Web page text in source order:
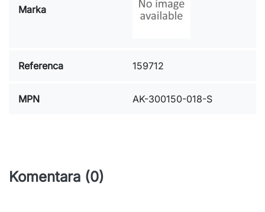
Marka
Referenca 159712
MPN AK-300150-018-S
Komentara (0)